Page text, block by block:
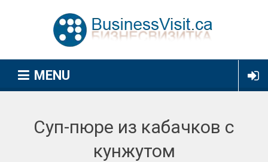
MENU
Суп-пюре из кабачков с
кунжутом